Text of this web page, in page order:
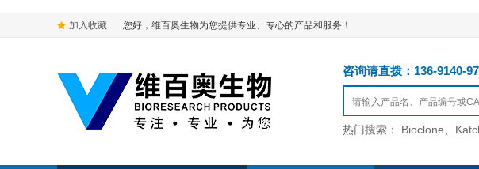
加入收藏 您好，维百奥生物为您提供专业、专心的产品和服务！
咨询请直拨：136-9140-
热门搜索： Bioclone、